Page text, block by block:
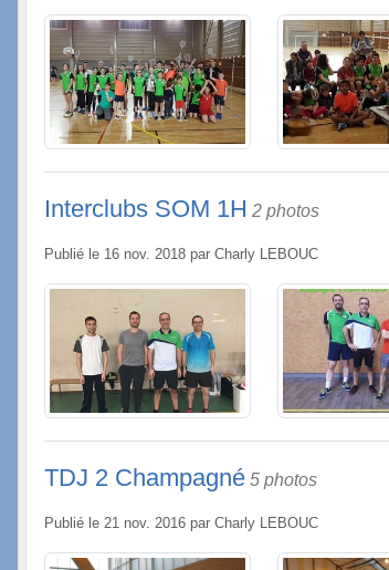
Interclubs SOM 1H 2 photos
Publié le 16 nov. 2018 par Charly LEBOUC
TDJ 2 Champagné 5 photos
Publié le 21 nov. 2016 par Charly LEBOUC